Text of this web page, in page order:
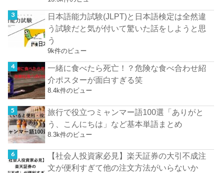
日本語能力試験(JLPT)と日本語検定は全然違
う試験だと気が付いて驚いた話をしようと思
う
9k件のビュー
一緒に食べたら死亡！？危険な食べ合わせ紹
介ポスターが面白すぎる笑
8.4k件のビュー
旅行で役立つミャンマー語100選「ありがと
う、こんにちは」など基本単語まとめ
8.3k件のビュー
【社会人投資家必見】楽天証券の大引不成注
文が便利すぎて他の注文方法がいらないか